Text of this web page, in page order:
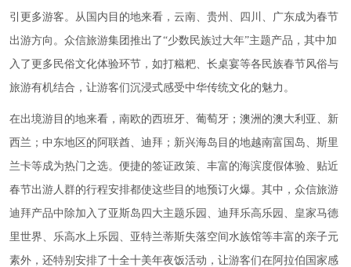
引更多游客。从国内目的地来看，云南、贵州、四川、广东成为春节
出游方向。众信旅游集团推出了“少数民族过大年”主题产品，其中加
入了更多民俗文化体验环节，如打糍粑、长桌宴等各民族春节风俗与
旅游有机结合，让游客们沉浸式感受中华传统文化的魅力。
在出境游目的地来看，南欧的西班牙、葡萄牙；澳洲的澳大利亚、新
西兰；中东地区的阿联酋、迪拜；新兴海岛目的地越南富国岛、斯里
兰卡等成为热门之选。便捷的签证政策、丰富的海滨度假体验、贴近
春节出游人群的行程安排都使这些目的地预订火爆。其中，众信旅游
迪拜产品中除加入了亚斯岛四大主题乐园、迪拜乐高乐园 、皇家马德
里世界、乐高水上乐园、亚特兰蒂斯失落空间水族馆等丰富的亲子元
素外，还特别安排了十全十美年夜饭活动，让游客们在阿拉伯国家感